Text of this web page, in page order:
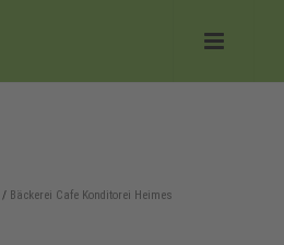
/ Bäckerei Cafe Konditorei Heimes